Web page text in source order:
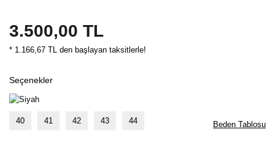
3.500,00 TL
* 1.166,67 TL den başlayan taksitlerle!
Seçenekler
40 41 42 43 44 Beden Tablosu